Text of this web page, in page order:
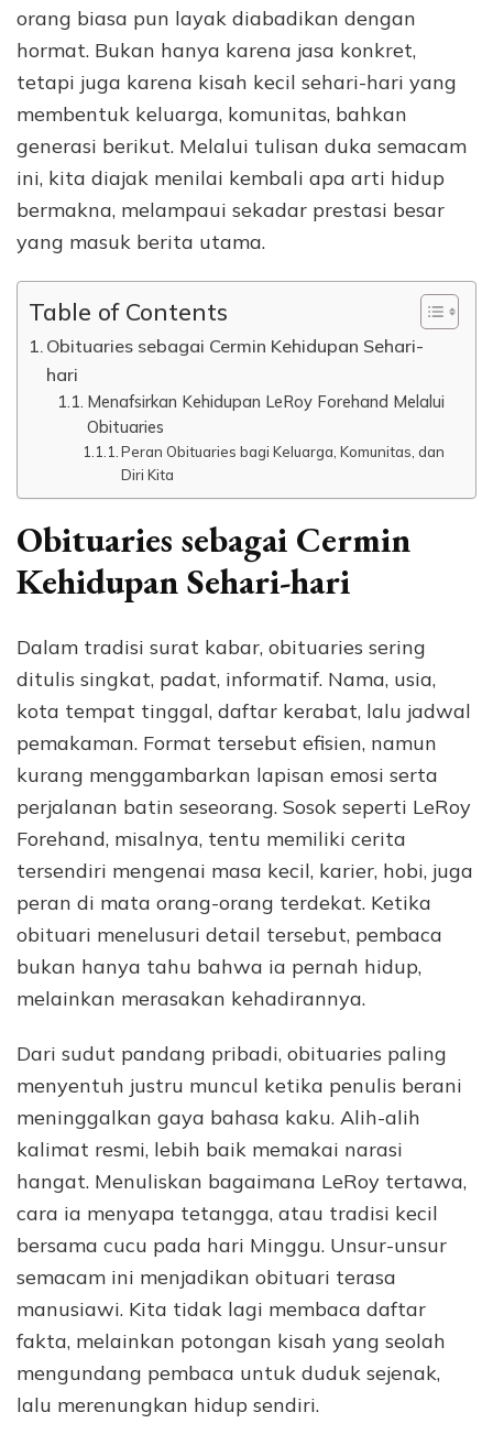
orang biasa pun layak diabadikan dengan
hormat. Bukan hanya karena jasa konkret,
tetapi juga karena kisah kecil sehari-hari yang
membentuk keluarga, komunitas, bahkan
generasi berikut. Melalui tulisan duka semacam
ini, kita diajak menilai kembali apa arti hidup
bermakna, melampaui sekadar prestasi besar
yang masuk berita utama.
Table of Contents
Obituaries sebagai Cermin Kehidupan Sehari-
hari
Menafsirkan Kehidupan LeRoy Forehand Melalui
Obituaries
Peran Obituaries bagi Keluarga, Komunitas, dan
Diri Kita
Obituaries sebagai Cermin
Kehidupan Sehari-hari
Dalam tradisi surat kabar, obituaries sering
ditulis singkat, padat, informatif. Nama, usia,
kota tempat tinggal, daftar kerabat, lalu jadwal
pemakaman. Format tersebut efisien, namun
kurang menggambarkan lapisan emosi serta
perjalanan batin seseorang. Sosok seperti LeRoy
Forehand, misalnya, tentu memiliki cerita
tersendiri mengenai masa kecil, karier, hobi, juga
peran di mata orang-orang terdekat. Ketika
obituari menelusuri detail tersebut, pembaca
bukan hanya tahu bahwa ia pernah hidup,
melainkan merasakan kehadirannya.
Dari sudut pandang pribadi, obituaries paling
menyentuh justru muncul ketika penulis berani
meninggalkan gaya bahasa kaku. Alih-alih
kalimat resmi, lebih baik memakai narasi
hangat. Menuliskan bagaimana LeRoy tertawa,
cara ia menyapa tetangga, atau tradisi kecil
bersama cucu pada hari Minggu. Unsur-unsur
semacam ini menjadikan obituari terasa
manusiawi. Kita tidak lagi membaca daftar
fakta, melainkan potongan kisah yang seolah
mengundang pembaca untuk duduk sejenak,
lalu merenungkan hidup sendiri.